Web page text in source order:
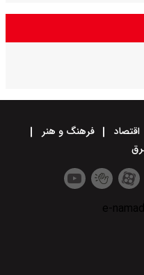
اقتصاد
فرهنگ و هنر